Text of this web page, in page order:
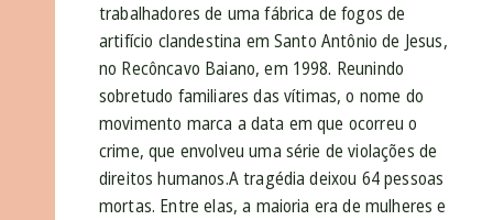
trabalhadores de uma fábrica de fogos de
artifício clandestina em Santo Antônio de Jesus,
no Recôncavo Baiano, em 1998. Reunindo
sobretudo familiares das vítimas, o nome do
movimento marca a data em que ocorreu o
crime, que envolveu uma série de violações de
direitos humanos.A tragédia deixou 64 pessoas
mortas. Entre elas, a maioria era de mulheres e